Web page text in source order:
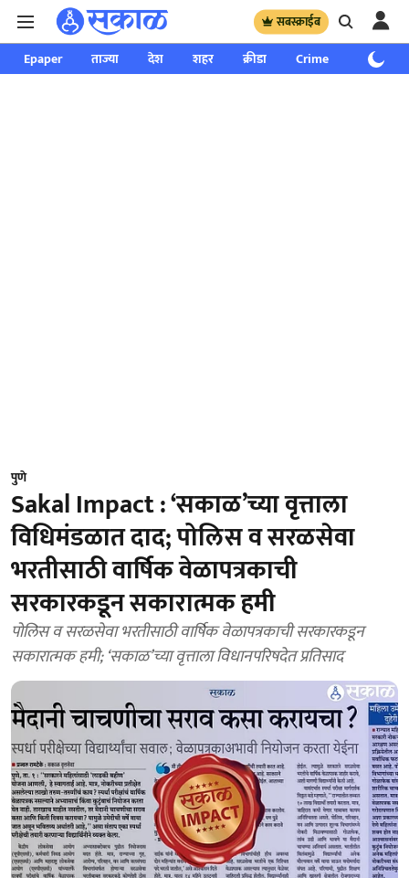
सबस्क्राईब
Epaper ताज्या देश शहर क्रीडा Crime साप्ताहिक
पुणे
Sakal Impact : ‘सकाळ’च्या वृत्ताला
विधिमंडळात दाद; पोलिस व सरळसेवा
भरतीसाठी वार्षिक वेळापत्रकाची
सरकारकडून सकारात्मक हमी
पोलिस व सरळसेवा भरतीसाठी वार्षिक वेळापत्रकाची सरकारकडून
सकारात्मक हमी; ‘सकाळ’च्या वृत्ताला विधानपरिषदेत प्रतिसाद